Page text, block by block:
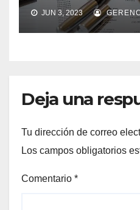
JUN 3, 2023
Deja una
Tu dirección de correo
Los campos obligatorios
Comentario *